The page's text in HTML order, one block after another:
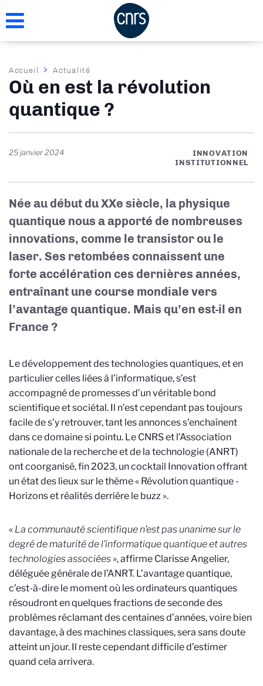
au
Fil
d'Ariane
Accueil Actualité
Où en est la révolution
quantique ?
25 janvier 2024
INNOVATION
INSTITUTIONNEL
Née au début du XXe siècle, la physique
quantique nous a apporté de nombreuses
innovations, comme le transistor ou le
laser. Ses retombées connaissent une
forte accélération ces dernières années,
entraînant une course mondiale vers
l’avantage quantique. Mais qu’en est-il en
France ?
Le développement des technologies quantiques, et en
particulier celles liées à l’informatique, s’est
accompagné de promesses d’un véritable bond
scientifique et sociétal. Il n’est cependant pas toujours
facile de s’y retrouver, tant les annonces s’enchaînent
dans ce domaine si pointu. Le CNRS et l’Association
nationale de la recherche et de la technologie (ANRT)
ont coorganisé, fin 2023, un cocktail Innovation offrant
un état des lieux sur le thème « Révolution quantique -
Horizons et réalités derrière le buzz ».
« La communauté scientifique n’est pas unanime sur le
degré de maturité de l’informatique quantique et autres
technologies associées », affirme Clarisse Angelier,
déléguée générale de l’ANRT. L’avantage quantique,
c’est-à-dire le moment où les ordinateurs quantiques
résoudront en quelques fractions de seconde des
problèmes réclamant des centaines d’années, voire bien
davantage, à des machines classiques, sera sans doute
atteint un jour. Il reste cependant difficile d’estimer
quand cela arrivera.